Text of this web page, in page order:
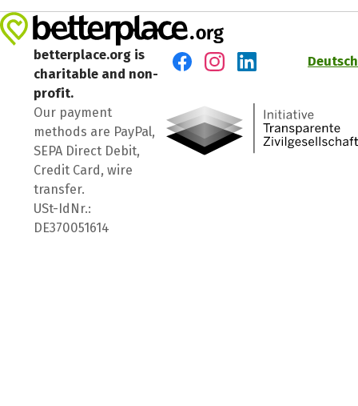
betterplace.org is
charitable and non-
profit.
Our payment
methods are PayPal,
SEPA Direct Debit,
Credit Card, wire
transfer.
USt-IdNr.:
DE370051614
Deutsch